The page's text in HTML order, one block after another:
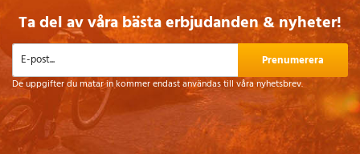
Ta del av våra bästa erbjudanden & nyheter!
Prenumerera
De uppgifter du matar in kommer endast användas till våra nyhetsbrev.